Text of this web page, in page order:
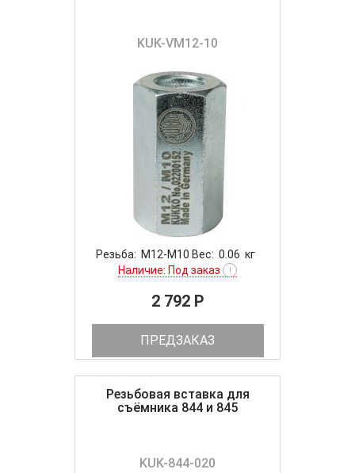
KUK-VM12-10
Резьба: M12-M10 Вес: 0.06 кг
Наличие: Под заказ
!
2 792 P
ПРЕДЗАКАЗ
Резьбовая вставка для
съёмника 844 и 845
KUK-844-020